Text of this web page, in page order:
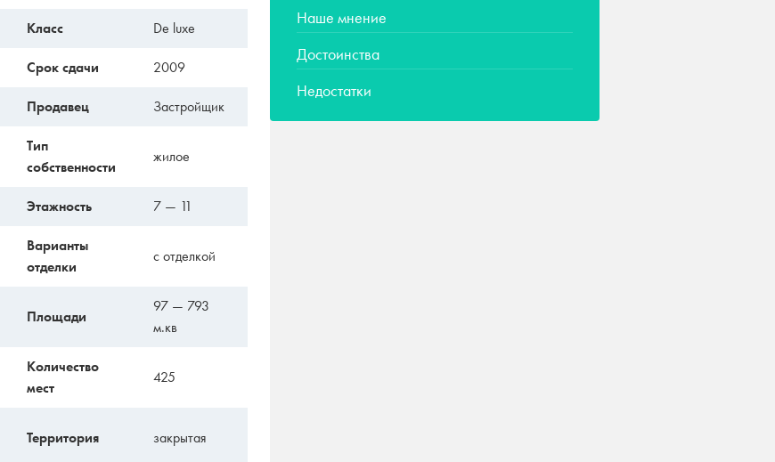
Класс De luxe
Срок сдачи 2009
Продавец Застройщик
Тип
собственности
жилое
Этажность 7 — 11
Варианты
отделки
с отделкой
Площади
97 — 793
м.кв
Количество
мест
425
Территория закрытая
Наше мнение
Достоинства
Недостатки